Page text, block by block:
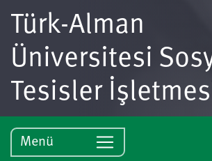
Türk-Alman
Üniversitesi
Tesisler
Menü